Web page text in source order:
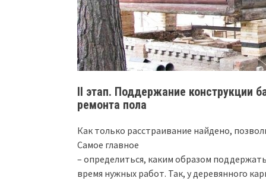
II этап. Поддержание конструкции
ремонта пола
Как только расстраивание найдено,
Самое главное
– определиться, каким образом
время нужных работ. Так, у деревянного